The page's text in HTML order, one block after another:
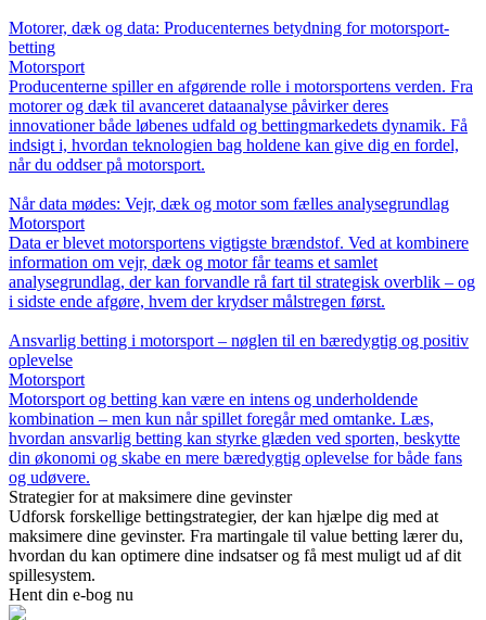
Motorer, dæk og data: Producenternes betydning for motorsport-
betting
Motorsport
Producenterne spiller en afgørende rolle i motorsportens verden. Fra
motorer og dæk til avanceret dataanalyse påvirker deres
innovationer både løbenes udfald og bettingmarkedets dynamik. Få
indsigt i, hvordan teknologien bag holdene kan give dig en fordel,
når du oddser på motorsport.
Når data mødes: Vejr, dæk og motor som fælles analysegrundlag
Motorsport
Data er blevet motorsportens vigtigste brændstof. Ved at kombinere
information om vejr, dæk og motor får teams et samlet
analysegrundlag, der kan forvandle rå fart til strategisk overblik – og
i sidste ende afgøre, hvem der krydser målstregen først.
Ansvarlig betting i motorsport – nøglen til en bæredygtig og positiv
oplevelse
Motorsport
Motorsport og betting kan være en intens og underholdende
kombination – men kun når spillet foregår med omtanke. Læs,
hvordan ansvarlig betting kan styrke glæden ved sporten, beskytte
din økonomi og skabe en mere bæredygtig oplevelse for både fans
og udøvere.
Strategier for at maksimere dine gevinster
Udforsk forskellige bettingstrategier, der kan hjælpe dig med at
maksimere dine gevinster. Fra martingale til value betting lærer du,
hvordan du kan optimere dine indsatser og få mest muligt ud af dit
spillesystem.
Hent din e-bog nu